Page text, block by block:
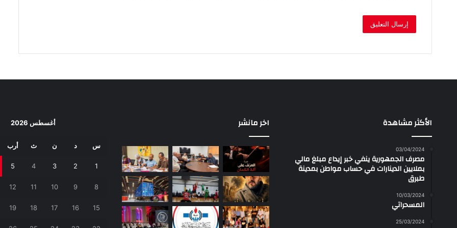
الأكثر مشاهدة
03/04/2024
مصرف الجمهورية ينفي خبر إيداع مبلغ مالي
بملايين الدينارات في حساب مواطن بمدينة
طبرق
10/03/2024
المسحراتي
25/03/2024
اخر مانشر أغسطس 2026
س د ن ث أرب
1
2
3
4
5
8
9
10
11
12
15
16
17
18
19